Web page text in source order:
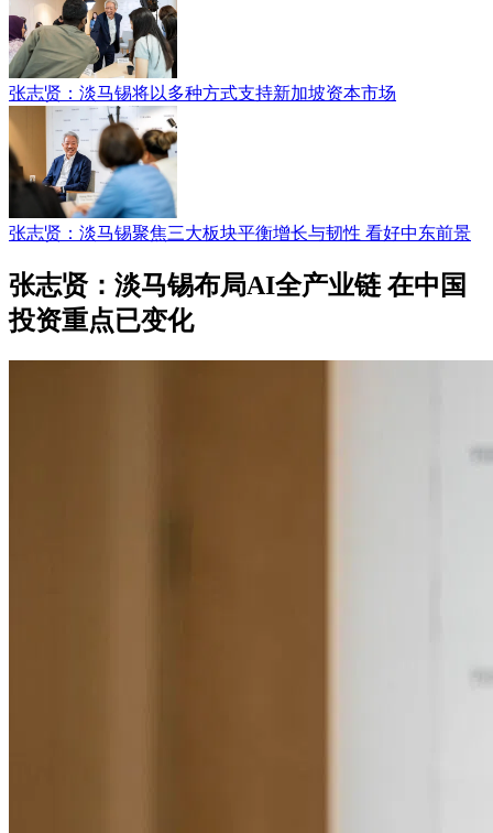
张志贤：淡马锡将以多种方式支持新加坡资本市场
张志贤：淡马锡聚焦三大板块平衡增长与韧性 看好中东前景
张志贤：淡马锡布局AI全产业链 在中国
投资重点已变化